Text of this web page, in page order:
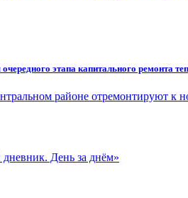
этапа капитального ремонта
районе отремонтируют
День за днём»